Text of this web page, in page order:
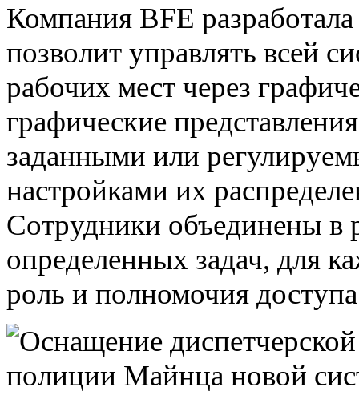
Компания BFE
позволит управлять всей
рабочих мест через
графические
заданными или
настройками их
Сотрудники объединены в
определенных задач, для
роль и полномочия